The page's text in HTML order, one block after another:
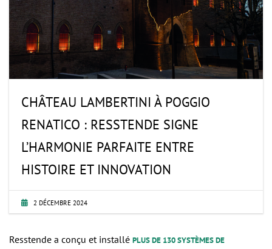
CHÂTEAU LAMBERTINI À POGGIO
RENATICO : RESSTENDE SIGNE
L’HARMONIE PARFAITE ENTRE
HISTOIRE ET INNOVATION
2 DÉCEMBRE 2024
Resstende a conçu et installé PLUS DE 130 SYSTÈMES DE